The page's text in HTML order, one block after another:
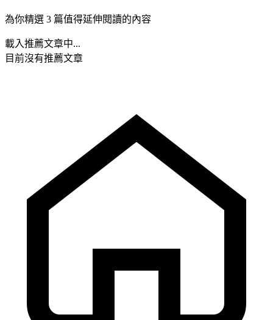
為你精選 3 篇值得延伸閱讀的內容
載入推薦文章中...
目前沒有推薦文章